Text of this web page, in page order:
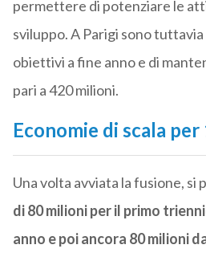
permettere di potenziare le
sviluppo. A Parigi sono
obiettivi a fine anno e di
pari a 420 milioni.
Economie di scala
Una volta avviata la fusione, si
di 80 milioni per il primo
anno e poi ancora 80 milioni